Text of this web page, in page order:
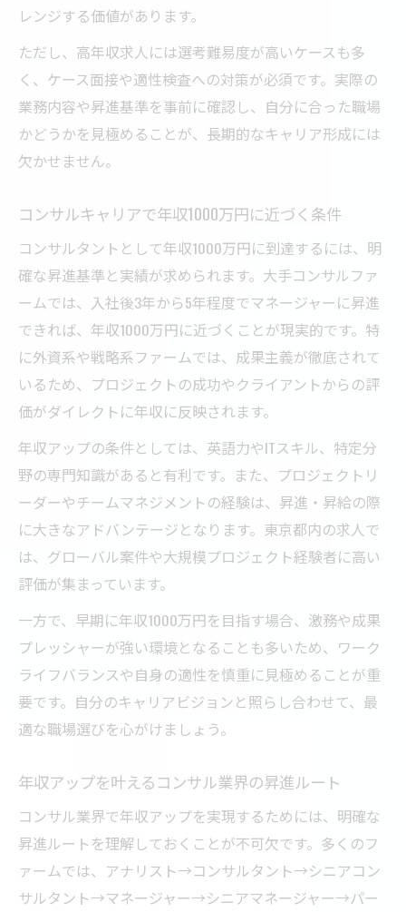
レンジする価値があります。
ただし、高年収求人には選考難易度が高いケースも多
く、ケース面接や適性検査への対策が必須です。実際の
業務内容や昇進基準を事前に確認し、自分に合った職場
かどうかを見極めることが、長期的なキャリア形成には
欠かせません。
コンサルキャリアで年収1000万円に近づく条件
コンサルタントとして年収1000万円に到達するには、明
確な昇進基準と実績が求められます。大手コンサルファ
ームでは、入社後3年から5年程度でマネージャーに昇進
できれば、年収1000万円に近づくことが現実的です。特
に外資系や戦略系ファームでは、成果主義が徹底されて
いるため、プロジェクトの成功やクライアントからの評
価がダイレクトに年収に反映されます。
年収アップの条件としては、英語力やITスキル、特定分
野の専門知識があると有利です。また、プロジェクトリ
ーダーやチームマネジメントの経験は、昇進・昇給の際
に大きなアドバンテージとなります。東京都内の求人で
は、グローバル案件や大規模プロジェクト経験者に高い
評価が集まっています。
一方で、早期に年収1000万円を目指す場合、激務や成果
プレッシャーが強い環境となることも多いため、ワーク
ライフバランスや自身の適性を慎重に見極めることが重
要です。自分のキャリアビジョンと照らし合わせて、最
適な職場選びを心がけましょう。
年収アップを叶えるコンサル業界の昇進ルート
コンサル業界で年収アップを実現するためには、明確な
昇進ルートを理解しておくことが不可欠です。多くのフ
ァームでは、アナリスト→コンサルタント→シニアコン
サルタント→マネージャー→シニアマネージャー→パー